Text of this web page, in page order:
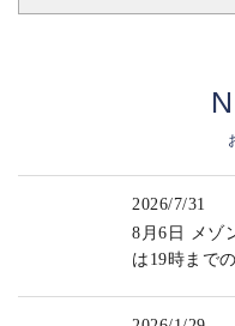
2026/7/31
8月6日 メゾ
は19時まで